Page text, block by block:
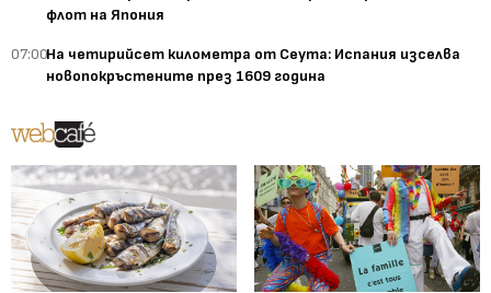
флот на Япония
07:00На четирийсет километра от Сеута: Испания изселва
новопокръстените през 1609 година